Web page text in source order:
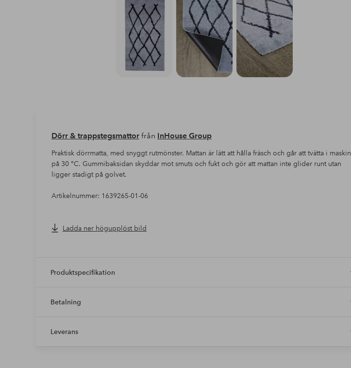
Dörr & trappstegsmattorfrån InHouse Group
Praktisk dörrmatta, med snyggt rutmönster. Mattan är lätt att hålla fräsch och går att tvätta i maskin
på 30 °C. Gummibaksidan skyddar mot smuts och fukt och gör att mattan inte glider runt utan
ligger stadigt på golvet.
Artikelnummer: 1639265-01-06
Ladda ner högupplöst bild
Produktspecifikation
Betalning
Leverans